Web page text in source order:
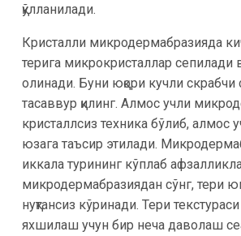
қўлланилади.
Кристалли микродермабразияда
терига микрокристаллар сепилади
олинади. Буни юқори кучли скрабчи
тасаввур қилинг. Алмос учли
кристаллсиз техника бўлиб, алмос
юзага таъсир этилади.
иккала турининг кўплаб
микродермабразиядан сўнг, тери
нуқтансиз кўринади. Тери
яхшилаш учун бир неча даволаш